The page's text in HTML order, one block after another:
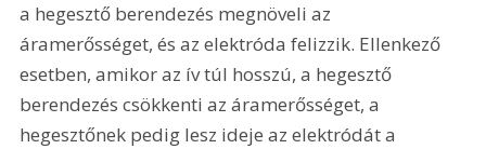
a hegesztő berendezés megnöveli az
áramerősséget, és az elektróda felizzik. Ellenkező
esetben, amikor az ív túl hosszú, a hegesztő
berendezés csökkenti az áramerősséget, a
hegesztőnek pedig lesz ideje az elektródát a